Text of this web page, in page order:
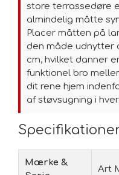
store terrassedøre
almindelig måtte
Placer måtten på
den måde udnytter
cm, hvilket danner
funktionel bro
dit rene hjem
af støvsugning i
Mærke &
Art